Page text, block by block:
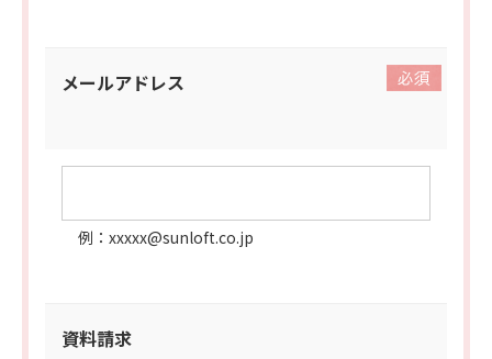
メールアドレス
例：xxxxx@sunloft.co.jp
資料請求